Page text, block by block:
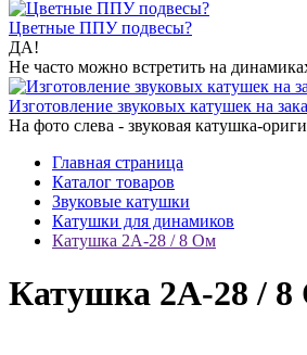
Цветные ППУ подвесы?
ДА!
Не часто можно встретить на
Изготовление звуковых катушек на
На фото слева - звуковая катушка-
Главная страница
Каталог товаров
Звуковые катушки
Катушки для динамиков
Катушка 2А-28 / 8 Ом
Катушка 2А-28 /